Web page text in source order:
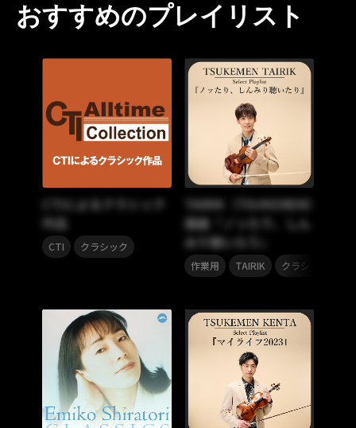
おすすめのプレイリスト
CTIによるクラシック
作品
CTI クラシック
TAIRIK（TSUKEMEN）
選曲『ノッたり、しん
みり聴いたり』
作業用 TAIRIK クラシック